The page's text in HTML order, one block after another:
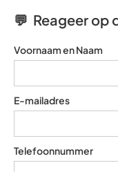
💬 Reageer op
Voornaam en Naam
E-mailadres
Telefoonnummer